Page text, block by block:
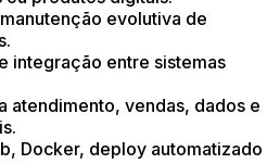
evolutiva de
integração entre sistemas
atendimento, vendas, dados e
Docker, deploy automatizado